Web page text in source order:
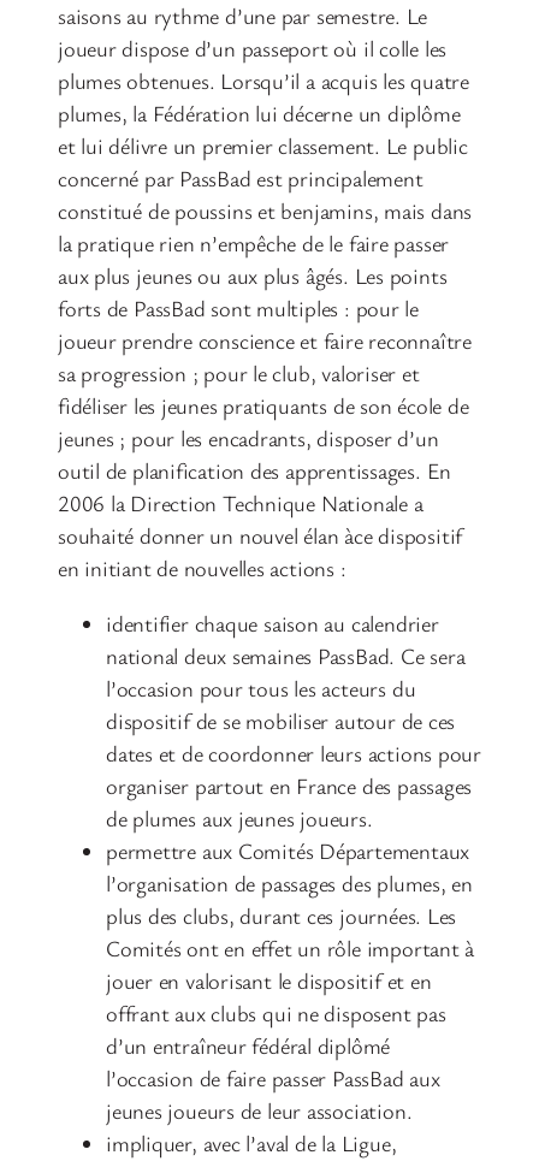
saisons au rythme d’une par semestre. Le
joueur dispose d’un passeport où il colle les
plumes obtenues. Lorsqu’il a acquis les quatre
plumes, la Fédération lui décerne un diplôme
et lui délivre un premier classement. Le public
concerné par PassBad est principalement
constitué de poussins et benjamins, mais dans
la pratique rien n’empêche de le faire passer
aux plus jeunes ou aux plus âgés. Les points
forts de PassBad sont multiples : pour le
joueur prendre conscience et faire reconnaître
sa progression ; pour le club, valoriser et
fidéliser les jeunes pratiquants de son école de
jeunes ; pour les encadrants, disposer d’un
outil de planification des apprentissages. En
2006 la Direction Technique Nationale a
souhaité donner un nouvel élan àce dispositif
en initiant de nouvelles actions :
identifier chaque saison au calendrier
national deux semaines PassBad. Ce sera
l’occasion pour tous les acteurs du
dispositif de se mobiliser autour de ces
dates et de coordonner leurs actions pour
organiser partout en France des passages
de plumes aux jeunes joueurs.
permettre aux Comités Départementaux
l’organisation de passages des plumes, en
plus des clubs, durant ces journées. Les
Comités ont en effet un rôle important à
jouer en valorisant le dispositif et en
offrant aux clubs qui ne disposent pas
d’un entraîneur fédéral diplômé
l’occasion de faire passer PassBad aux
jeunes joueurs de leur association.
impliquer, avec l’aval de la Ligue,